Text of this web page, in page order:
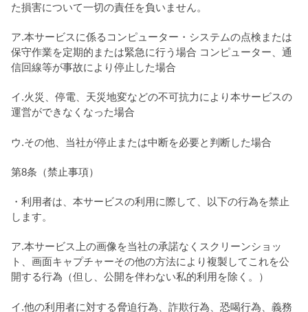
た損害について一切の責任を負いません。
ア.本サービスに係るコンピューター・システムの点検または
保守作業を定期的または緊急に行う場合 コンピューター、通
信回線等が事故により停止した場合
イ.火災、停電、天災地変などの不可抗力により本サービスの
運営ができなくなった場合
ウ.その他、当社が停止または中断を必要と判断した場合
第8条（禁止事項）
・利用者は、本サービスの利用に際して、以下の行為を禁止
します。
ア.本サービス上の画像を当社の承諾なくスクリーンショッ
ト、画面キャプチャーその他の方法により複製してこれを公
開する行為（但し、公開を伴わない私的利用を除く。）
イ.他の利用者に対する脅迫行為、詐欺行為、恐喝行為、義務